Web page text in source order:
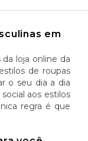
em
loja online da
de roupas
o seu dia a dia
aos estilos
regra é que